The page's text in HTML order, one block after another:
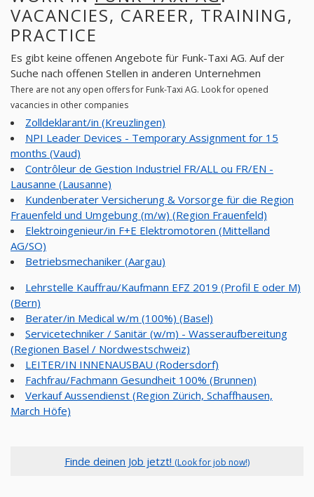
VACANCIES, CAREER, TRAINING,
PRACTICE
Es gibt keine offenen Angebote für Funk-Taxi AG. Auf der
Suche nach offenen Stellen in anderen Unternehmen
There are not any open offers for Funk-Taxi AG. Look for opened
vacancies in other companies
Zolldeklarant/in (Kreuzlingen)
NPI Leader Devices - Temporary Assignment for 15
months (Vaud)
Contrôleur de Gestion Industriel FR/ALL ou FR/EN -
Lausanne (Lausanne)
Kundenberater Versicherung & Vorsorge für die Region
Frauenfeld und Umgebung (m/w) (Region Frauenfeld)
Elektroingenieur/in F+E Elektromotoren (Mittelland
AG/SO)
Betriebsmechaniker (Aargau)
Lehrstelle Kauffrau/Kaufmann EFZ 2019 (Profil E oder M)
(Bern)
Berater/in Medical w/m (100%) (Basel)
Servicetechniker / Sanitär (w/m) - Wasseraufbereitung
(Regionen Basel / Nordwestschweiz)
LEITER/IN INNENAUSBAU (Rodersdorf)
Fachfrau/Fachmann Gesundheit 100% (Brunnen)
Verkauf Aussendienst (Region Zürich, Schaffhausen,
March Höfe)
Finde deinen Job jetzt! (Look for job now!)